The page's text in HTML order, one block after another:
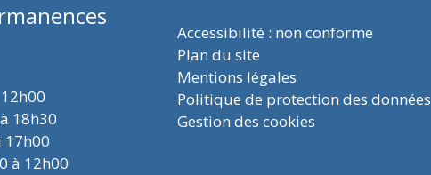
18h30
17h00
à 12h00
Accessibilité : non conforme
Plan du site
Mentions légales
Politique de protection des données
Gestion des cookies